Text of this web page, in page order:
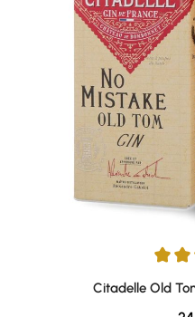
Average rating of 4.67 out
Citadelle Old